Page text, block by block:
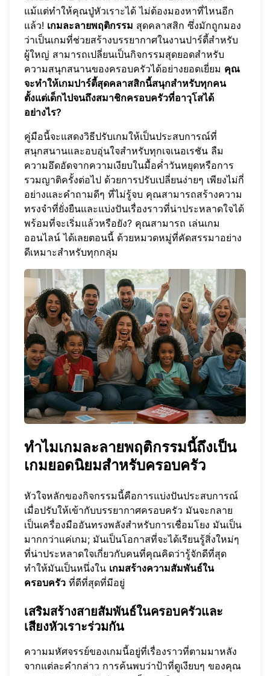
แม้แต่ทำให้คุณปู่หัวเราะได้ ไม่ต้องมองหาที่ไหนอีก
แล้ว! เกมละลายพฤติกรรม สุดคลาสสิก ซึ่งมักถูกมอง
ว่าเป็นเกมที่ช่วยสร้างบรรยากาศในงานปาร์ตี้สำหรับ
ผู้ใหญ่ สามารถเปลี่ยนเป็นกิจกรรมสุดยอดสำหรับ
ความสนุกสนานของครอบครัวได้อย่างยอดเยี่ยม คุณ
จะทำให้เกมปาร์ตี้สุดคลาสสิกนี้สนุกสำหรับทุกคน
ตั้งแต่เด็กไปจนถึงสมาชิกครอบครัวที่อาวุโสได้
อย่างไร?
คู่มือนี้จะแสดงวิธีปรับเกมให้เป็นประสบการณ์ที่
สนุกสนานและอบอุ่นใจสำหรับทุกเจเนอเรชัน ลืม
ความอึดอัดจากความเงียบในมื้อค่ำวันหยุดหรือการ
รวมญาติครั้งต่อไป ด้วยการปรับเปลี่ยนง่ายๆ เพียงไม่กี่
อย่างและคำถามดีๆ ที่ไม่รู้จบ คุณสามารถสร้างความ
ทรงจำที่ยั่งยืนและแบ่งปันเรื่องราวที่น่าประหลาดใจได้
พร้อมที่จะเริ่มแล้วหรือยัง? คุณสามารถ เล่นเกม
ออนไลน์ ได้เลยตอนนี้ ด้วยหมวดหมู่ที่คัดสรรมาอย่าง
ดีเหมาะสำหรับทุกกลุ่ม
ทำไมเกมละลายพฤติกรรมนี้ถึงเป็น
เกมยอดนิยมสำหรับครอบครัว
หัวใจหลักของกิจกรรมนี้คือการแบ่งปันประสบการณ์
เมื่อปรับให้เข้ากับบรรยากาศครอบครัว มันจะกลาย
เป็นเครื่องมืออันทรงพลังสำหรับการเชื่อมโยง มันเป็น
มากกว่าแค่เกม; มันเป็นโอกาสที่จะได้เรียนรู้สิ่งใหม่ๆ
ที่น่าประหลาดใจเกี่ยวกับคนที่คุณคิดว่ารู้จักดีที่สุด
ทำให้มันเป็นหนึ่งใน เกมสร้างความสัมพันธ์ใน
ครอบครัว ที่ดีที่สุดที่มีอยู่
เสริมสร้างสายสัมพันธ์ในครอบครัวและ
เสียงหัวเราะร่วมกัน
ความมหัศจรรย์ของเกมนี้อยู่ที่เรื่องราวที่ตามมาหลัง
จากแต่ละคำกล่าว การค้นพบว่าป้าที่ดูเงียบๆ ของคุณ